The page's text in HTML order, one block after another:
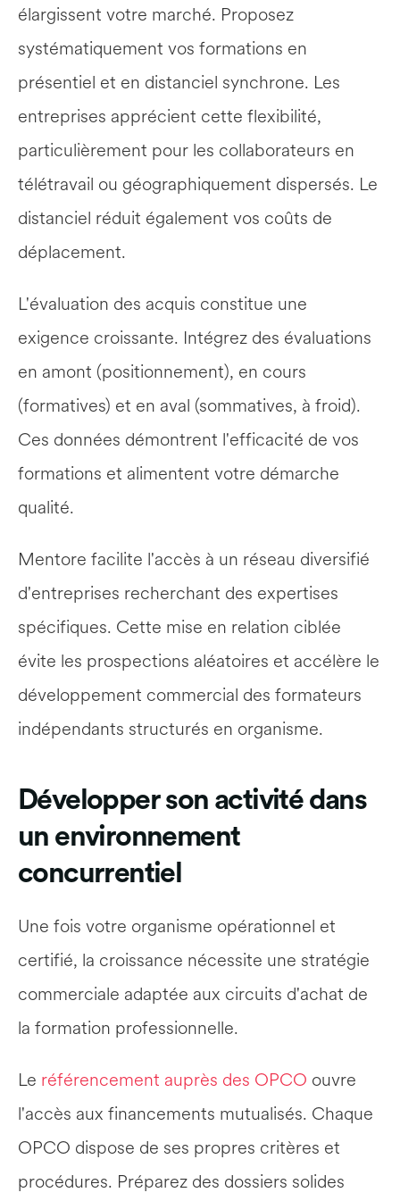
élargissent votre marché. Proposez
systématiquement vos formations en
présentiel et en distanciel synchrone. Les
entreprises apprécient cette flexibilité,
particulièrement pour les collaborateurs en
télétravail ou géographiquement dispersés. Le
distanciel réduit également vos coûts de
déplacement.
L'évaluation des acquis constitue une
exigence croissante. Intégrez des évaluations
en amont (positionnement), en cours
(formatives) et en aval (sommatives, à froid).
Ces données démontrent l'efficacité de vos
formations et alimentent votre démarche
qualité.
Mentore facilite l'accès à un réseau diversifié
d'entreprises recherchant des expertises
spécifiques. Cette mise en relation ciblée
évite les prospections aléatoires et accélère le
développement commercial des formateurs
indépendants structurés en organisme.
Développer son activité dans
un environnement
concurrentiel
Une fois votre organisme opérationnel et
certifié, la croissance nécessite une stratégie
commerciale adaptée aux circuits d'achat de
la formation professionnelle.
Le référencement auprès des OPCO ouvre
l'accès aux financements mutualisés. Chaque
OPCO dispose de ses propres critères et
procédures. Préparez des dossiers solides